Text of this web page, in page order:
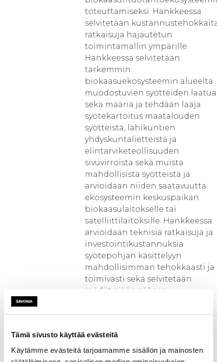
Tämä sivusto käyttää evästeitä
Käytämme evästeitä tarjoamamme sisällön ja mainosten
toteuttamiseksi. Hankkeessa
selvitetään
ratkaisuja hajautetun
toimintamallin ympärille.
Hankkeessa selvitetään
tarkemmin
biokaasuekosysteemin alueelta
muodostuvien syötteiden laatua
sekä määriä ja tehdään laaja
syötekartoitus maatalouden
syötteistä, lähikuntien
yhdyskuntalietteistä ja
elintarviketeollisuuden
sivuvirroista sekä muista
mahdollisista syötteistä ja
arvioidaan niiden saatavuutta
ekosysteemin keskuspaikan
biokaasulaitokselle tai
satelliittilaitoksille. Hankkeessa
arvioidaan teknisiä ratkaisuja ja
investointikustannuksia
syötepohjan käsittelyyn
mahdollisimman tehokkaasti ja
toimivasti sekä selvitetään
mädätysjäännöksen
logistiikkakustannuksia ja -
kartoittamaan alueen kaikki
sidosryhmät ja kiinnostuksen